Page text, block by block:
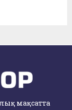
мақсатта